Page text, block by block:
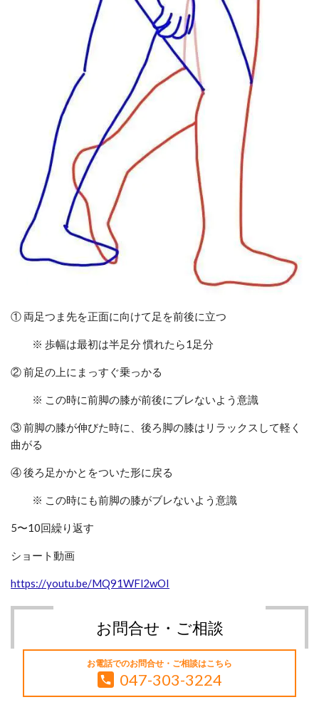
① 両足つま先を正面に向けて足を前後に立つ
※ 歩幅は最初は半足分 慣れたら1足分
②前足の上にまっすぐ乗っかる
※ この時に前脚の膝が前後にブレないよう意識
③前脚の膝が伸びた時に、後ろ脚の膝はリラックスして軽く
曲がる
④後ろ 足かかとをついた形に戻る
※ この時にも前脚の膝がブレないよう意識
5〜10回繰り返す
ショート動画
https://youtu.be/MQ91WFl2wOI
お問合せ・ご相談
お電話でのお問合せ・ご相談はこちら
047-303-3224